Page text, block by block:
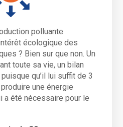
polluante
écologique des
? Bien sur que non. Un
toute sa vie, un bilan
qu’il lui suffit de 3
une énergie
a été nécessaire pour le